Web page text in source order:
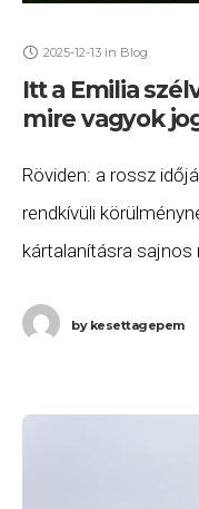
2025-12-13 in Blog
Itt a Emilia
mire vagyok
Röviden: a rossz
rendkívüli
kártalanításra
annak indulásáig. Ha
bykesettagepem